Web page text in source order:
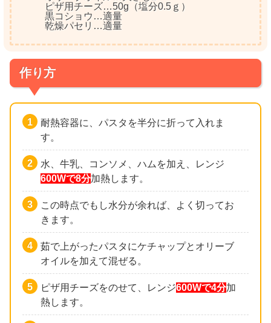
ピザ用チーズ…50g（塩分0.5ｇ）
黒コショウ…適量
乾燥パセリ…適量
作り方
耐熱容器に、パスタを半分に折って入れま
す。
水、牛乳、コンソメ、ハムを加え、レンジ
600Wで8分加熱します。
この時点でもし水分が余れば、よく切ってお
きます。
茹で上がったパスタにケチャップとオリーブ
オイルを加えて混ぜる。
ピザ用チーズをのせて、レンジ600Wで4分加
熱します。